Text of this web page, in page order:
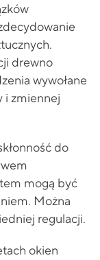
drewno
wywołane
i zmiennej
do
mogą być
Można
regulacji.
okien